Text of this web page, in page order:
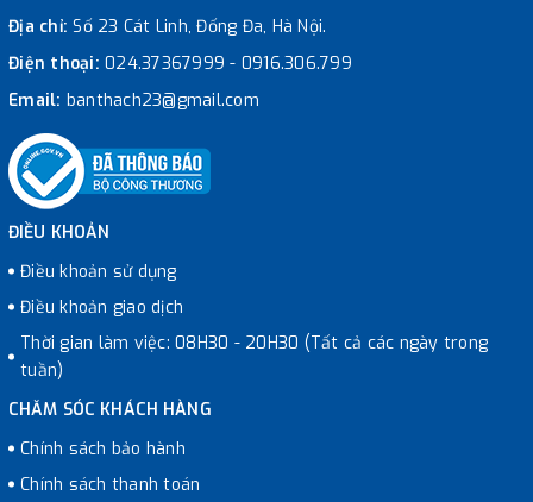
Địa chỉ:Số 23 Cát Linh, Đống Đa, Hà Nội.
Điện thoại: 024.37367999 - 0916.306.799
Email: banthach23@gmail.com
ĐIỀU KHOẢN
Điều khoản sử dụng
Điều khoản giao dịch
Thời gian làm việc: 08H30 - 20H30 (Tất cả các ngày trong
tuần)
CHĂM SÓC KHÁCH HÀNG
Chính sách bảo hành
Chính sách thanh toán